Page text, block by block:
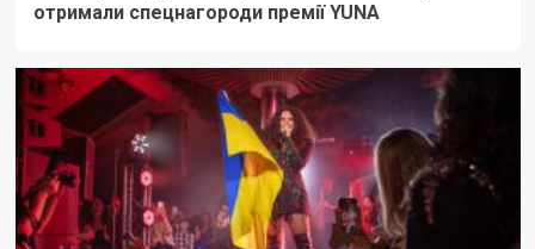
отримали спецнагороди премії YUNA